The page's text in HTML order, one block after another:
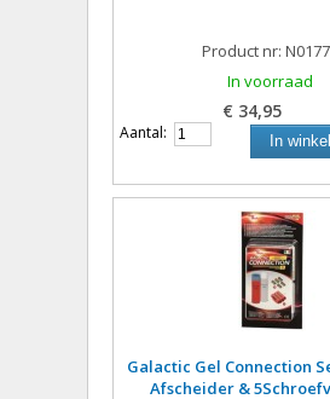
Product nr:
In voorraad
€ 34,95
Aantal: In
Galactic Gel Connection
Afscheider &